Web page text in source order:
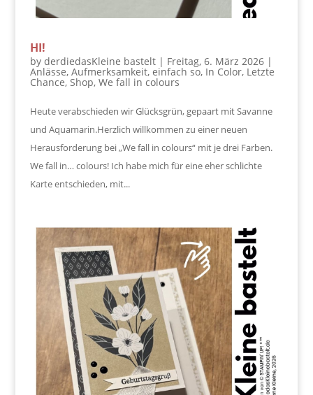
HI!
by derdiedasKleine bastelt| Freitag, 6. März 2026|
Anlässe, Aufmerksamkeit, einfach so, In Color, Letzte
Chance, Shop, We fall in colours
Heute verabschieden wir Glücksgrün, gepaart mit Savanne
und Aquamarin.Herzlich willkommen zu einer neuen
Herausforderung bei „We fall in colours“ mit je drei Farben.
We fall in… colours! Ich habe mich für eine eher schlichte
Karte entschieden, mit...